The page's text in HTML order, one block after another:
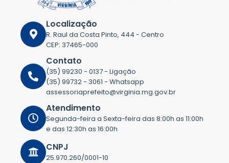
Localização
R. Raul da Costa Pinto, 444 - Centro
CEP: 37465-000
Contato
(35) 99230 - 0137 - Ligação
(35) 99732 - 3061 - Whatsapp
assessoriaprefeito@virginia.mg.gov.br
Atendimento
Segunda-feira a Sexta-feira das 8:00h as 11:00h
e das 12:30h as 16:00h
CNPJ
25.970.260/0001-10